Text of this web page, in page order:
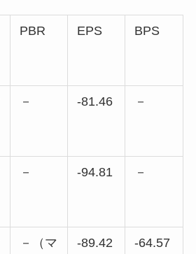
PBR EPS BPS
－ -81.46 －
－ -94.81 －
－（マ
-89.42 -64.57